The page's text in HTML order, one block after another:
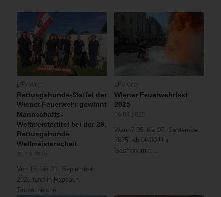
Rettungshunde-Staffel der
Wiener Feuerwehr gewinnt
Mannschafts-
Weltmeistertitel bei der 29.
Rettungshunde
Weltmeisterschaft
Von 16. bis 21. September
2025 fand in Rapsach,
Tschechische…
Wiener Feuerwehrfest
2025
Wann? 05. bis 07. September
2025, ab 09:00 Uhr
Gastronomie:…